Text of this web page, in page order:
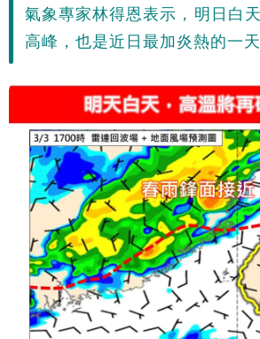
氣象專家林得恩表示，明日白
高峰，也是近日最加炎熱的一天